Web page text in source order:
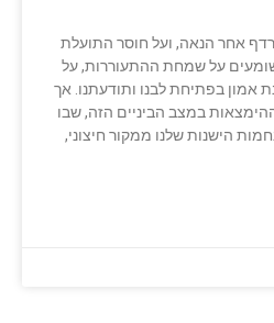
אחר הנאה, ועל חוסר התועלת
על שמחת ההתעוררות, על
אמון בפתיחת לבנו ותודעתנו. אך
במצב הביניים הזה, שבו
הישנות שלנו ממקור חיצוני,